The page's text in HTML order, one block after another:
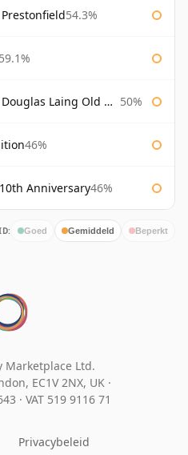
54.3%
59.1%
Laing Old Malt Cask 50%
46%
Anniversary46%
Goed Gemiddeld Beperkt
Marketplace Ltd.
EC1V 2NX, UK ·
· VAT 519 9116 71
Privacybeleid